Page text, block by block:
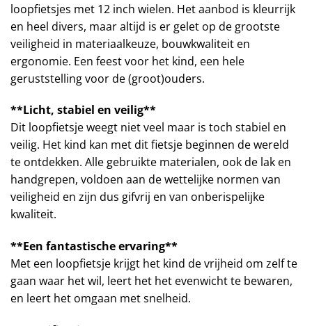
loopfietsjes met 12 inch wielen. Het aanbod is kleurrijk
en heel divers, maar altijd is er gelet op de grootste
veiligheid in materiaalkeuze, bouwkwaliteit en
ergonomie. Een feest voor het kind, een hele
geruststelling voor de (groot)ouders.
**Licht, stabiel en veilig**
Dit loopfietsje weegt niet veel maar is toch stabiel en
veilig. Het kind kan met dit fietsje beginnen de wereld
te ontdekken. Alle gebruikte materialen, ook de lak en
handgrepen, voldoen aan de wettelijke normen van
veiligheid en zijn dus gifvrij en van onberispelijke
kwaliteit.
**Een fantastische ervaring**
Met een loopfietsje krijgt het kind de vrijheid om zelf te
gaan waar het wil, leert het het evenwicht te bewaren,
en leert het omgaan met snelheid.